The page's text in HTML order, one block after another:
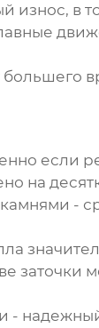
в
если
на
-
заточки
-